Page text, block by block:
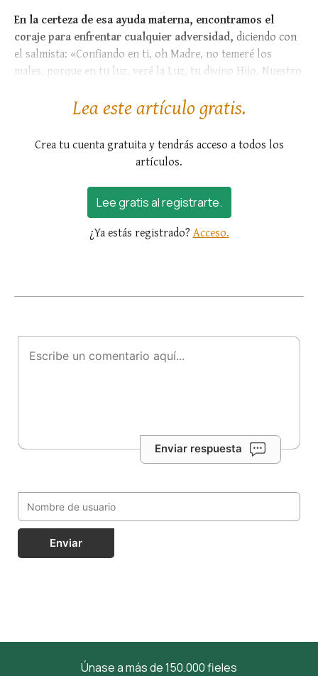
En la certeza de esa ayuda materna, encontramos el
coraje para enfrentar cualquier adversidad, diciendo con
el salmista: «Confiando en ti, oh Madre, no temeré los
males, porque en tu luz, veré la Luz, tu divino Hijo, Nuestro
Lea este artículo gratis.
Crea tu cuenta gratuita y tendrás acceso a todos los
artículos.
Lee gratis al registrarte.
¿Ya estás registrado? Acceso.
Enviar respuesta
Enviar
Únase a más de 150.000 fieles